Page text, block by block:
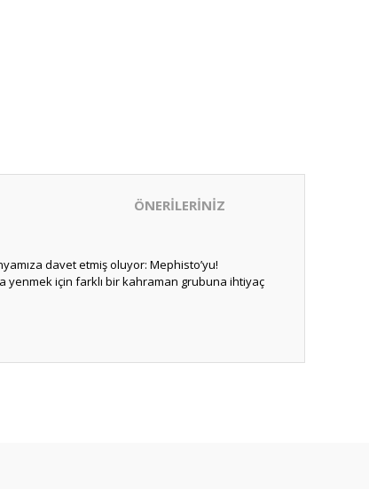
ÖNERİLERİNİZ
davet etmiş oluyor: Mephisto’yu!
için farklı bir kahraman grubuna ihtiyaç